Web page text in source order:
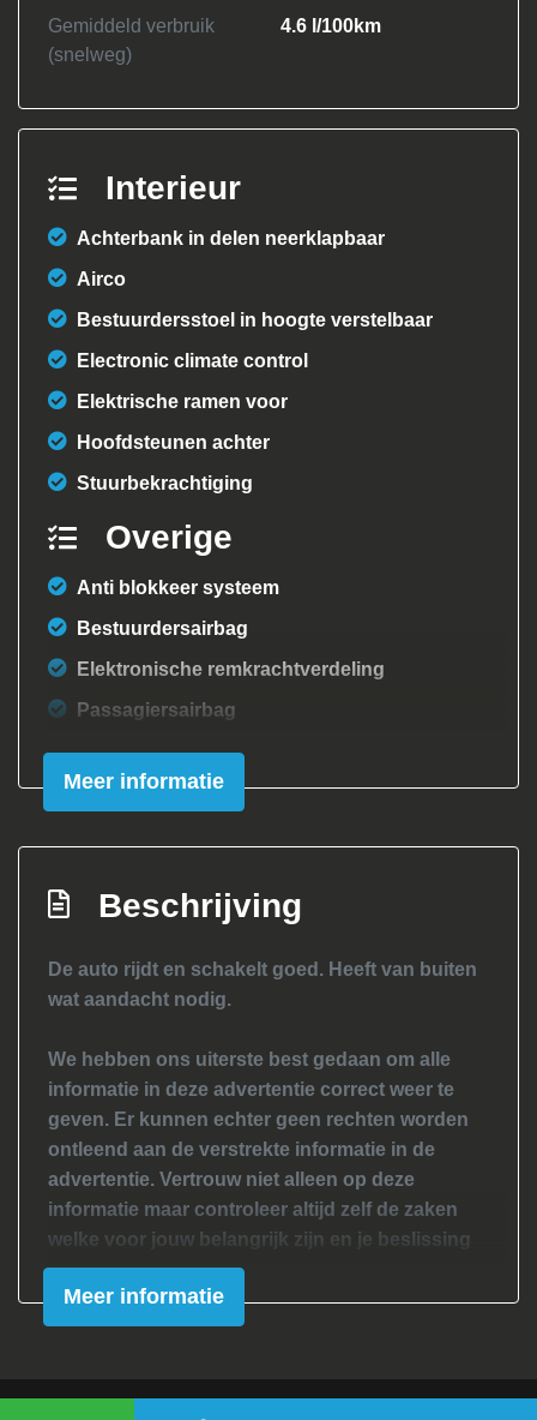
Gemiddeld verbruik
(snelweg)
4.6 l/100km
Interieur
Achterbank in delen neerklapbaar
Airco
Bestuurdersstoel in hoogte verstelbaar
Electronic climate control
Elektrische ramen voor
Hoofdsteunen achter
Stuurbekrachtiging
Overige
Anti blokkeer systeem
Bestuurdersairbag
Elektronische remkrachtverdeling
Passagiersairbag
Comfort
Boordcomputer
Meer informatie
Beschrijving
De auto rijdt en schakelt goed. Heeft van buiten
wat aandacht nodig.
We hebben ons uiterste best gedaan om alle
informatie in deze advertentie correct weer te
geven. Er kunnen echter geen rechten worden
ontleend aan de verstrekte informatie in de
advertentie. Vertrouw niet alleen op deze
informatie maar controleer altijd zelf de zaken
welke voor jouw belangrijk zijn en je beslissing
zouden kunnen beïnvloeden. Neem contact op
met de verkoper voor aanvullende vragen.
Meer informatie